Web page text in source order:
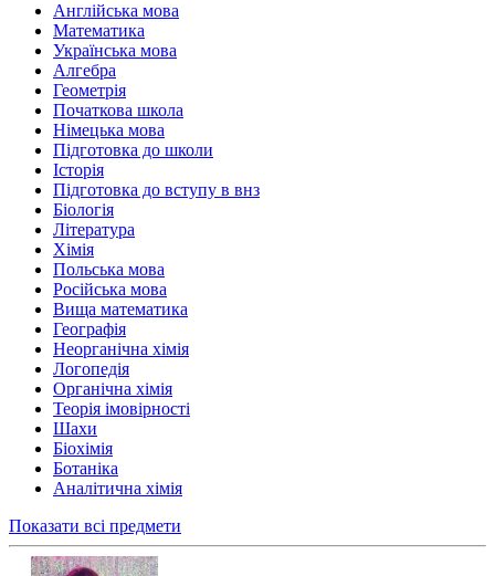
Англійська мова
Математика
Українська мова
Алгебра
Геометрія
Початкова школа
Німецька мова
Підготовка до школи
Історія
Підготовка до вступу в внз
Біологія
Література
Хімія
Польська мова
Російська мова
Вища математика
Географія
Неорганічна хімія
Логопедія
Органічна хімія
Теорія імовірності
Шахи
Біохімія
Ботаніка
Аналітична хімія
Показати всі предмети